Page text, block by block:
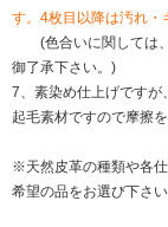
す。4枚目以降は汚れ・
(色合いに関しては、
御了承下さい。)
7、素染め仕上げですが
起毛素材ですので摩擦
※天然皮革の種類や各
希望の品をお選び下さい